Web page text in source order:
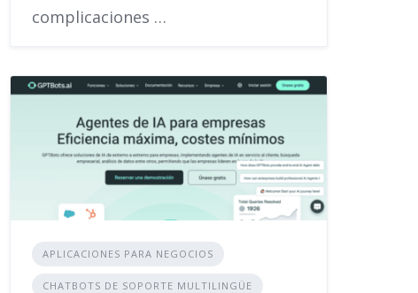
complicaciones …
APLICACIONES PARA NEGOCIOS
CHATBOTS DE SOPORTE MULTILINGÜE